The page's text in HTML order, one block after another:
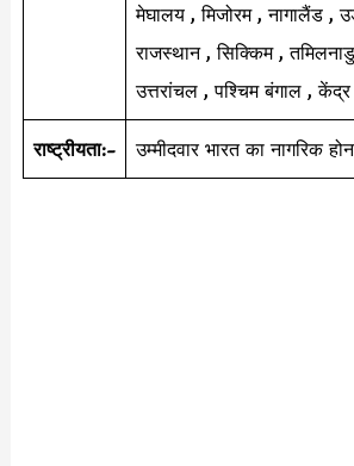
मेघालय , मिजोरम , नागालैंड ,
राजस्थान , सिक्किम ,
उत्तरांचल , पश्चिम बंगाल ,
राष्ट्रीयता:- उम्मीदवार भारत का नागरिक